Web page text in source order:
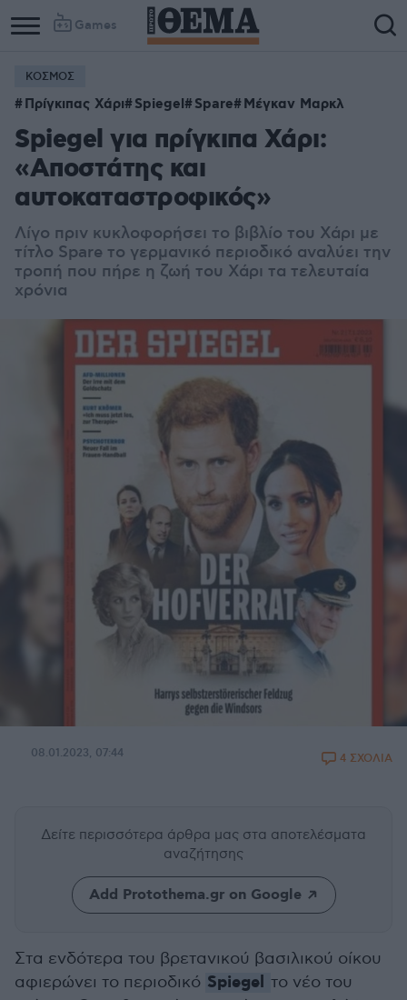
Games
ΚΟΣΜΟΣ
Πρίγκιπας Χάρι Spiegel Spare Μέγκαν Μαρκλ
Spiegel για πρίγκιπα Χάρι:
«Αποστάτης και
αυτοκαταστροφικός»
Λίγο πριν κυκλοφορήσει το βιβλίο του Χάρι με
τίτλο Spare το γερμανικό περιοδικό αναλύει την
τροπή που πήρε η ζωή του Χάρι τα τελευταία
χρόνια
08.01.2023, 07:44 4 ΣΧΟΛΙΑ
Δείτε περισσότερα άρθρα μας στα αποτελέσματα
αναζήτησης
Add Protothema.gr on Google
Στα ενδότερα του βρετανικού βασιλικού οίκου
αφιερώνει το περιοδικό Spiegel το νέο του